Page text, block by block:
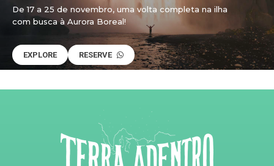
De 17 a 25 de novembro, uma volta completa na ilha
com busca à Aurora Boreal!
EXPLORE RESERVE